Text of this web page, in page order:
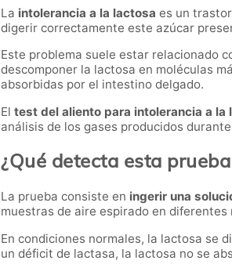
La intolerancia a la lactosa es un
digerir correctamente este azúcar
Este problema suele estar relacionado
descomponer la lactosa en moléculas
absorbidas por el intestino delgado.
El test del aliento para intolerancia a la
análisis de los gases producidos
¿Qué detecta esta
La prueba consiste en ingerir una
muestras de aire espirado en diferentes
En condiciones normales, la lactosa se
un déficit de lactasa, la lactosa no se